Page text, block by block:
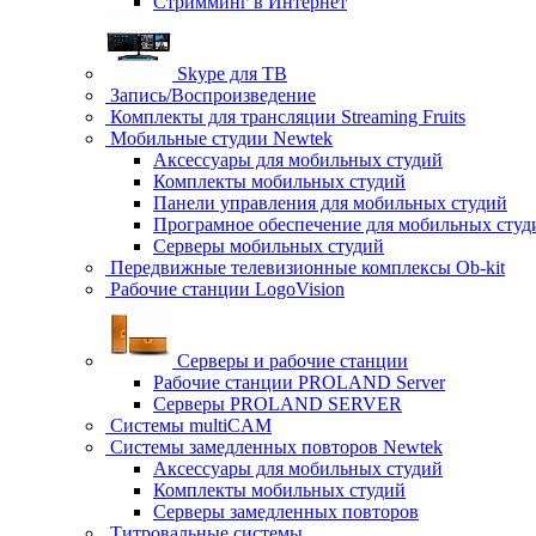
Skype для ТВ
Запись/Воспроизведение
Комплекты для трансляции Streaming Fruits
Мобильные студии Newtek
Аксессуары для мобильных студий
Комплекты мобильных студий
Панели управления для мобильных студий
Програмное обеспечение для мобильных
Серверы мобильных студий
Передвижные телевизионные комплексы Ob-kit
Рабочие станции LogoVision
Серверы и рабочие станции
Рабочие станции PROLAND Server
Серверы PROLAND SERVER
Системы multiCAM
Системы замедленных повторов Newtek
Аксессуары для мобильных студий
Комплекты мобильных студий
Серверы замедленных повторов